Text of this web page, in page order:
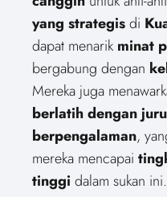
yang strategisdi
dapat menarik minat
bergabung dengan
Mereka juga
berlatih dengan
berpengalaman,
mereka mencapai
tinggi dalam sukan ini.